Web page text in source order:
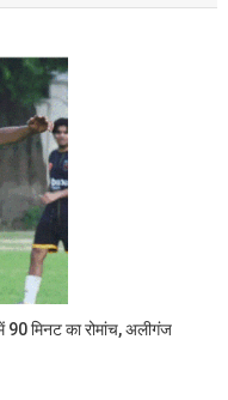
मिनट का रोमांच, अलीगंज